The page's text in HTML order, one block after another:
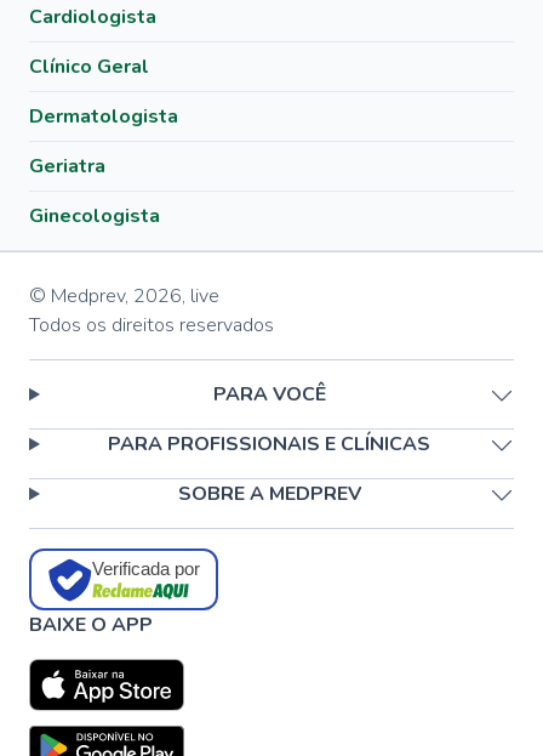
Cardiologista
Clínico Geral
Dermatologista
Geriatra
Ginecologista
© Medprev, 2026, live
Todos os direitos reservados
PARA VOCÊ
PARA PROFISSIONAIS E CLÍNICAS
SOBRE A MEDPREV
Verificada por
BAIXE O APP